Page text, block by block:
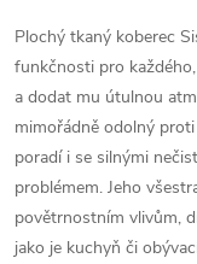
Plochý tkaný koberec
funkčnosti pro
a dodat mu útulnou
mimořádně odolný
poradí i se silnými
problémem. Jeho
povětrnostním vlivům,
jako je kuchyň či